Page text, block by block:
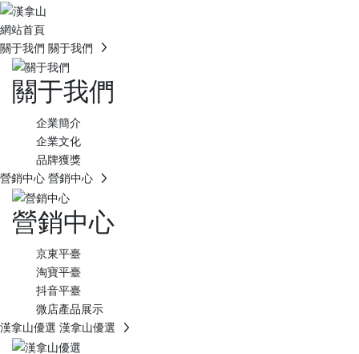
網站首頁
關于我們 關于我們
關于我們
企業簡介
企業文化
品牌獲獎
營銷中心 營銷中心
營銷中心
京東平臺
淘寶平臺
抖音平臺
微店產品展示
漢拿山優選 漢拿山優選